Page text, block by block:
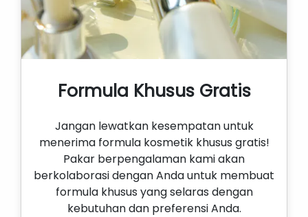
Formula Khusus Gratis
Jangan lewatkan kesempatan untuk
menerima formula kosmetik khusus gratis!
Pakar berpengalaman kami akan
berkolaborasi dengan Anda untuk membuat
formula khusus yang selaras dengan
kebutuhan dan preferensi Anda.